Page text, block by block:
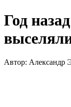
Год
Автор: Александр